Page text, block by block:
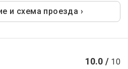
и схема проезда ›
10.0 / 10